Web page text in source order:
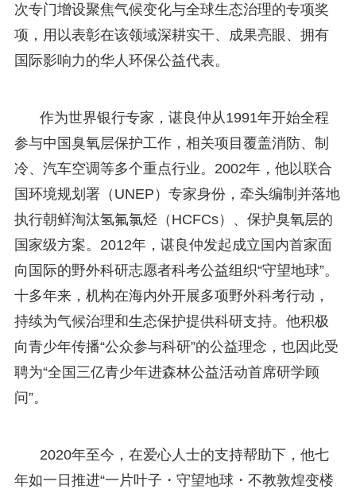
次专门增设聚焦气候变化与全球生态治理的专项奖
项，用以表彰在该领域深耕实干、成果亮眼、拥有
国际影响力的华人环保公益代表。
作为世界银行专家，谌良仲从1991年开始全程
参与中国臭氧层保护工作，相关项目覆盖消防、制
冷、汽车空调等多个重点行业。2002年，他以联合
国环境规划署（UNEP）专家身份，牵头编制并落地
执行朝鲜淘汰氢氟氯烃（HCFCs）、保护臭氧层的
国家级方案。2012年，谌良仲发起成立国内首家面
向国际的野外科研志愿者科考公益组织“守望地球”。
十多年来，机构在海内外开展多项野外科考行动，
持续为气候治理和生态保护提供科研支持。他积极
向青少年传播“公众参与科研”的公益理念，也因此受
聘为“全国三亿青少年进森林公益活动首席研学顾
问”。
2020年至今，在爱心人士的支持帮助下，他七
年如一日推进“一片叶子・守望地球・不教敦煌变楼